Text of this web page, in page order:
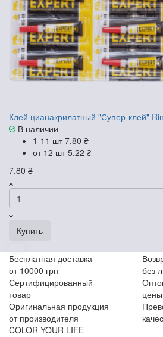
Клей цианакрилатный "Супер-клей"
В наличии
1-11 шт7.80 ₴
от 12 шт5.22 ₴
7.80 ₴
Купить
Бесплатная доставка
от 10000 грн
без
Сертифицированный
товар
цены
Оригинальная продукция
от производителя
COLOR YOUR LIFE